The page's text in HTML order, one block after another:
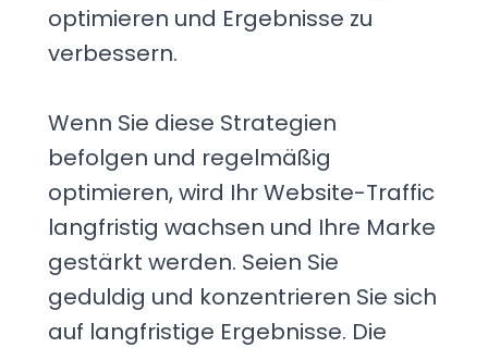
optimieren und Ergebnisse zu
verbessern.
Wenn Sie diese Strategien
befolgen und regelmäßig
optimieren, wird Ihr Website-Traffic
langfristig wachsen und Ihre Marke
gestärkt werden. Seien Sie
geduldig und konzentrieren Sie sich
auf langfristige Ergebnisse. Die